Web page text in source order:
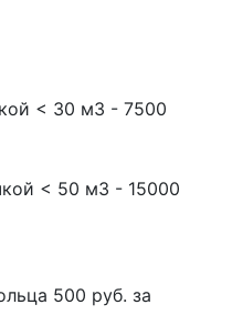
< 30 м3 - 7500
< 50 м3 - 15000
500 руб. за